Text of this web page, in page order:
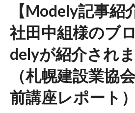
【Modely記事紹
社田中組様のブ
delyが紹介され
（札幌建設業協
前講座レポート）